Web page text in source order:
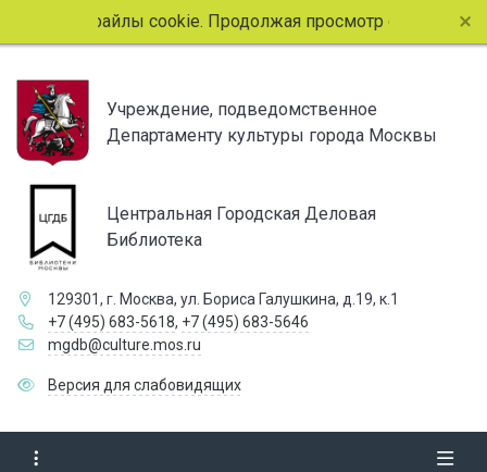
файлы cookie. Продолжая просмотр страниц
Учреждение, подведомственное
Департаменту культуры города Москвы
Центральная Городская Деловая
Библиотека
129301, г. Москва, ул. Бориса Галушкина, д.19, к.1
+7 (495) 683-5618, +7 (495) 683-5646
mgdb@culture.mos.ru
Версия для слабовидящих